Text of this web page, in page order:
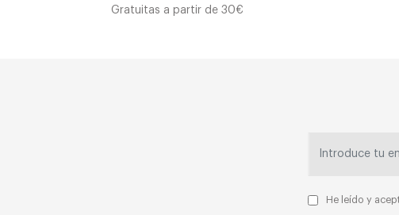
Gratuitas a partir de 30€
He leído y